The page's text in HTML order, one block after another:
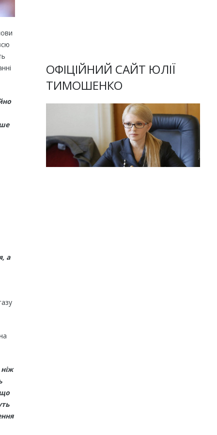
а
ОФІЦІЙНИЙ САЙТ ЮЛІЇ
ТИМОШЕНКО